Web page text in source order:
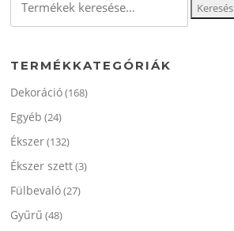
következőre:
Keresés
TERMÉKKATEGÓRIÁK
Dekoráció(168)
Egyéb (24)
Ékszer(132)
Ékszer szett(3)
Fülbevaló(27)
Gyűrű (48)